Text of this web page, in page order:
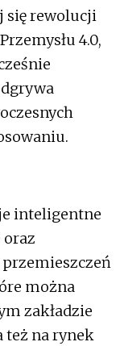
się rewolucji
4.0,
inteligentne
oraz
można
zakładzie
też na rynek